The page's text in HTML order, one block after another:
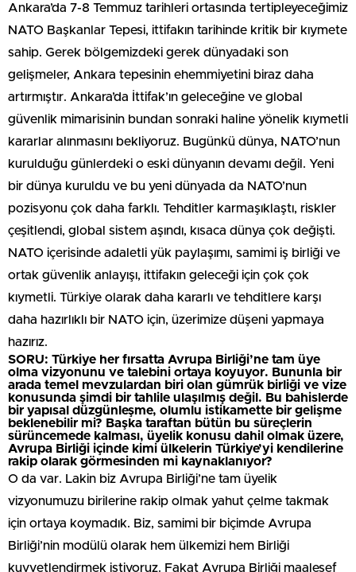
Ankara’da 7-8 Temmuz tarihleri ortasında tertipleyeceğimiz
NATO Başkanlar Tepesi, ittifakın tarihinde kritik bir kıymete
sahip. Gerek bölgemizdeki gerek dünyadaki son
gelişmeler, Ankara tepesinin ehemmiyetini biraz daha
artırmıştır. Ankara’da İttifak’ın geleceğine ve global
güvenlik mimarisinin bundan sonraki haline yönelik kıymetli
kararlar alınmasını bekliyoruz. Bugünkü dünya, NATO’nun
kurulduğu günlerdeki o eski dünyanın devamı değil. Yeni
bir dünya kuruldu ve bu yeni dünyada da NATO’nun
pozisyonu çok daha farklı. Tehditler karmaşıklaştı, riskler
çeşitlendi, global sistem aşındı, kısaca dünya çok değişti.
NATO içerisinde adaletli yük paylaşımı, samimi iş birliği ve
ortak güvenlik anlayışı, ittifakın geleceği için çok çok
kıymetli. Türkiye olarak daha kararlı ve tehditlere karşı
daha hazırlıklı bir NATO için, üzerimize düşeni yapmaya
hazırız.
SORU: Türkiye her fırsatta Avrupa Birliği’ne tam üye
olma vizyonunu ve talebini ortaya koyuyor. Bununla bir
arada temel mevzulardan biri olan gümrük birliği ve vize
konusunda şimdi bir tahlile ulaşılmış değil. Bu bahislerde
bir yapısal düzgünleşme, olumlu istikamette bir gelişme
beklenebilir mi? Başka taraftan bütün bu süreçlerin
sürüncemede kalması, üyelik konusu dahil olmak üzere,
Avrupa Birliği içinde kimi ülkelerin Türkiye’yi kendilerine
rakip olarak görmesinden mi kaynaklanıyor?
O da var. Lakin biz Avrupa Birliği’ne tam üyelik
vizyonumuzu birilerine rakip olmak yahut çelme takmak
için ortaya koymadık. Biz, samimi bir biçimde Avrupa
Birliği’nin modülü olarak hem ülkemizi hem Birliği
kuvvetlendirmek istiyoruz. Fakat Avrupa Birliği maalesef